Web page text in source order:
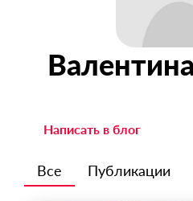
Написать в блог
Все Публикации